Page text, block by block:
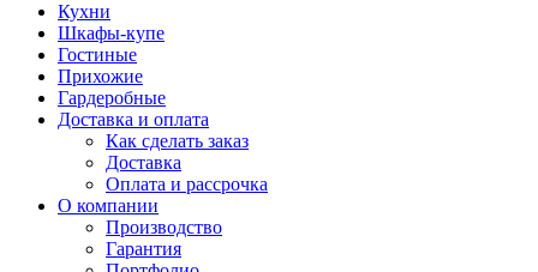
Кухни
Шкафы-купе
Гостиные
Прихожие
Гардеробные
Доставка и оплата
Как сделать заказ
Доставка
Оплата и рассрочка
О компании
Производство
Гарантия